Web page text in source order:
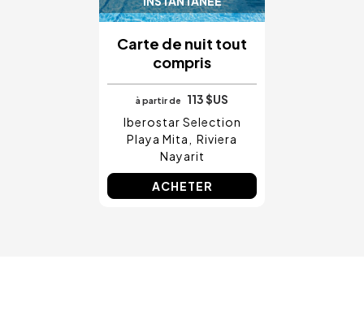
Carte de nuit tout
compris
à partir de
113 $US
Iberostar Selection
Playa Mita
Riviera
Nayarit
ACHETER